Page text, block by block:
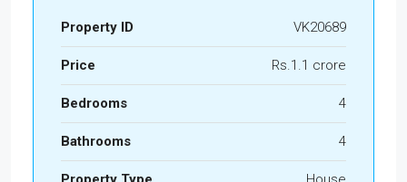
Property ID VK20689
Price Rs.1.1 crore
Bedrooms 4
Bathrooms 4